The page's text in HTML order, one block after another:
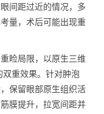
间距过近的情况，多
量，术后可能出现重
睑局限，以原生三维
双重效果。针对肿泡
保留眼部原生组织活
膜提升，拉宽间距并